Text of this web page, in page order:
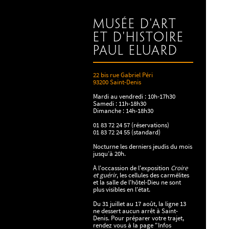
Musée d'art
et d'histoire
Paul Eluard
22 bis rue Gabriel Péri
93200 Saint-Denis
Mardi au vendredi : 10h-17h30
Samedi : 11h-18h30
Dimanche : 14h-18h30
01 83 72 24 57 (réservations)
01 83 72 24 55 (standard)
Nocturne les derniers jeudis du mois
jusqu’à 20h.
À l'occassion de l'exposition Croire
et guérir, les cellules des carmélites
et la salle de l'hôtel-Dieu ne sont
plus visibles en l'état.
Du 31 juillet au 17 août, la ligne 13
ne dessert aucun arrêt à Saint-
Denis. Pour préparer votre trajet,
rendez vous à la page "Infos